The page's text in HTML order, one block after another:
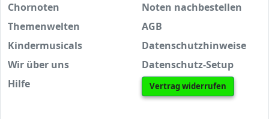
Chornoten
Themenwelten
Kindermusicals
Wir über uns
Hilfe
Noten nachbestellen
AGB
Datenschutzhinweise
Datenschutz-Setup
Vertrag widerrufen